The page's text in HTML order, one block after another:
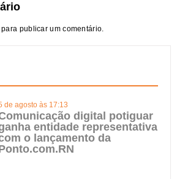
para publicar um comentário.
de agosto às 17:13
digital potiguar
entidade representativa
o lançamento da